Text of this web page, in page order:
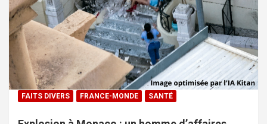
FAITS DIVERS FRANCE-MONDE SANTÉ